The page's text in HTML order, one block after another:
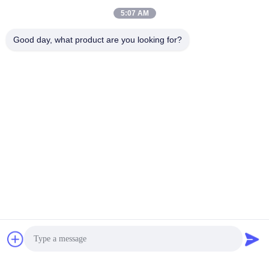
कॉपीराइट © 2020-2026 Shaanxi Flourish Industrial Co., Ltd. . सब सभी
5:07 AM
Good day, what product are you looking for?